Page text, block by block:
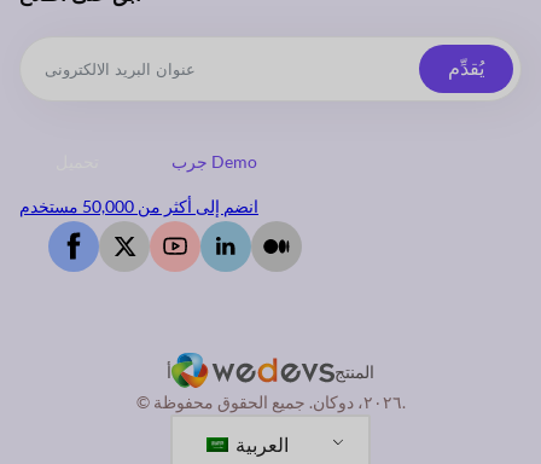
يُقدِّم
جرب Demo
انضم إلى أكثر من 50,000 مستخدم
أ
المنتج
© ٢٠٢٦، دوكان. جميع الحقوق محفوظة.
العربية